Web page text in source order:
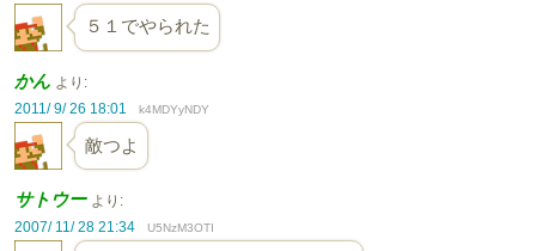
５１でやられた
かん より:
2011/ 9/ 26 18:01
k4MDYyNDY
敵つよ
サトウー より:
2007/ 11/ 28 21:34
U5NzM3OTI